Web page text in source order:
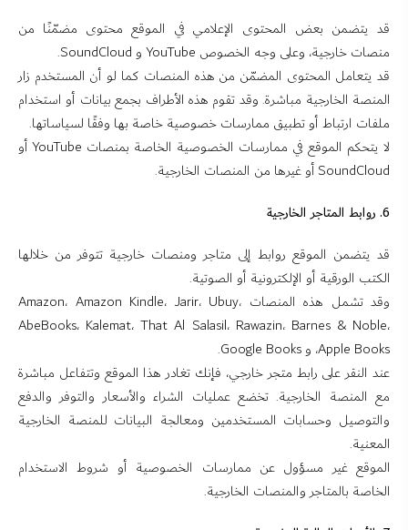
قد يتضمن بعض المحتوى الإعلامي في الموقع محتوى مضمّنًا من
منصات خارجية، وعلى وجه الخصوص YouTube و SoundCloud.
قد يتعامل المحتوى المضمّن من هذه المنصات كما لو أن المستخدم زار
المنصة الخارجية مباشرة. وقد تقوم هذه الأطراف بجمع بيانات أو استخدام
ملفات ارتباط أو تطبيق ممارسات خصوصية خاصة بها وفقًا لسياساتها.
لا يتحكم الموقع في ممارسات الخصوصية الخاصة بمنصات YouTube أو
SoundCloud أو غيرها من المنصات الخارجية.
6. روابط المتاجر الخارجية
قد يتضمن الموقع روابط إلى متاجر ومنصات خارجية تتوفر من خلالها
الكتب الورقية أو الإلكترونية أو الصوتية.
وقد تشمل هذه المنصات Amazon، Amazon Kindle، Jarir، Ubuy،
AbeBooks، Kalemat، That Al Salasil، Rawazin، Barnes & Noble،
Apple Books، و Google Books.
عند النقر على رابط متجر خارجي، فإنك تغادر هذا الموقع وتتفاعل مباشرة
مع المنصة الخارجية. تخضع عمليات الشراء والأسعار والتوفر والدفع
والتوصيل وحسابات المستخدمين ومعالجة البيانات للمنصة الخارجية
المعنية.
الموقع غير مسؤول عن ممارسات الخصوصية أو شروط الاستخدام
الخاصة بالمتاجر والمنصات الخارجية.